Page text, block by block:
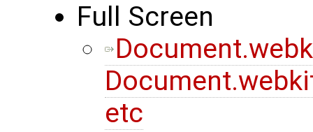
Full Screen
etc